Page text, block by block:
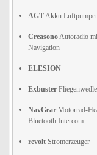
AGTAkku
CreasonoAutoradio
Navigation
ELESION
Exbuster
NavGear Motorrad-
Bluetooth Intercom
revolt Stromerzeuger